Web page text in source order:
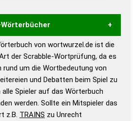
Hilfe eines semantischen
gute Anhaltspunkte zu
und Wortform, um die
für das Scrabble-Spiel zu
Turnier Scrabble-
von wortwurzel.de ist die
der Scrabble-Wortprüfung, da es
um die Wortbedeutung von
und Debatten beim Spiel zu
Spieler auf das Wörterbuch
werden. Sollte ein Mitspieler das
z.B. TRAINS zu Unrecht